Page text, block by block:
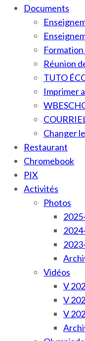
Documents
Réunion
TUTO
Imprimer
Changer
Restaurant
Chromebook
PIX
Activités
Photos
Vidéos
V
V
V